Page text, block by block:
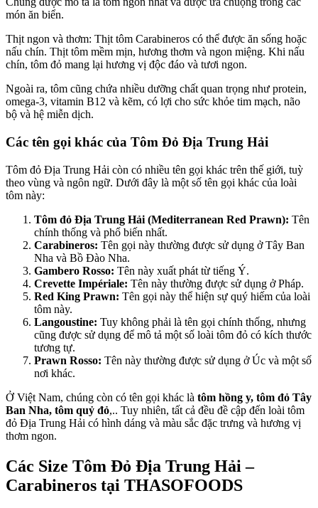
món ăn biển.
Thịt ngon và thơm: Thịt tôm Carabineros có thể được ăn sống hoặc
nấu chín. Thịt tôm mềm mịn, hương thơm và ngon miệng. Khi nấu
chín, tôm đỏ mang lại hương vị độc đáo và tươi ngon.
Ngoài ra, tôm cũng chứa nhiều dưỡng chất quan trọng như protein,
omega-3, vitamin B12 và kẽm, có lợi cho sức khỏe tim mạch, não
bộ và hệ miễn dịch.
Các tên gọi khác của Tôm Đỏ Địa Trung Hải
Tôm đỏ Địa Trung Hải còn có nhiều tên gọi khác trên thế giới, tuỳ
theo vùng và ngôn ngữ. Dưới đây là một số tên gọi khác của loài
tôm này:
Tôm đỏ Địa Trung Hải (Mediterranean Red Prawn): Tên
chính thống và phổ biến nhất.
Carabineros: Tên gọi này thường được sử dụng ở Tây Ban
Nha và Bồ Đào Nha.
Gambero Rosso: Tên này xuất phát từ tiếng Ý.
Crevette Impériale: Tên này thường được sử dụng ở Pháp.
Red King Prawn: Tên gọi này thể hiện sự quý hiếm của loài
tôm này.
Langoustine: Tuy không phải là tên gọi chính thống, nhưng
cũng được sử dụng để mô tả một số loài tôm đỏ có kích thước
tương tự.
Prawn Rosso: Tên này thường được sử dụng ở Úc và một số
nơi khác.
Ở Việt Nam, chúng còn có tên gọi khác là tôm hồng y, tôm đỏ Tây
Ban Nha, tôm quỷ đỏ,.. Tuy nhiên, tất cả đều đề cập đến loài tôm
đỏ Địa Trung Hải có hình dáng và màu sắc đặc trưng và hương vị
thơm ngon.
Các Size Tôm Đỏ Địa Trung Hải –
Carabineros tại THASOFOODS